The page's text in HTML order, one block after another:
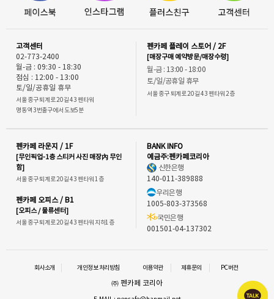
고객센터
02-773-2400
월-금 : 09:30 - 18:30
점심 : 12:00 - 13:00
토/일/공휴일 휴무
서울 중구 퇴계로 20길 43 펜타워
명동역 3번출구에서 도보5분
펜카페 플레이 스토어 / 2F
[매장구매 예약방문/매장수령]
월-금 : 13:00 - 18:00
토/일/공휴일 휴무
서울 중구 퇴계로 20길 43 펜타워 2층
펜카페 라운지 / 1F
[무인픽업-1층 스티커 사진 매장內 무인
함]
서울 중구 퇴계로 20길 43 펜타워 1층
펜카페 오피스 / B1
[오피스 / 물류센터]
서울 중구 퇴계로 20길 43 펜타워 지하1층
BANK INFO
예금주:펜카페코리아
신한은행
140-011-389888
우리은행
1005-803-373568
국민은행
001501-04-137302
회사소개 개인정보 처리방침 이용약관 제휴문의 PC버전
㈜ 펜카페 코리아